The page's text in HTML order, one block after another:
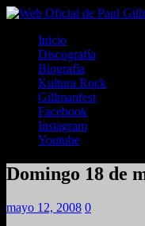
Inicio
Discografía
Biografía
Kultura Rock
Gillmanfest
Facebook
Instagram
Youtube
Domingo 18 de
mayo 12, 2008 0